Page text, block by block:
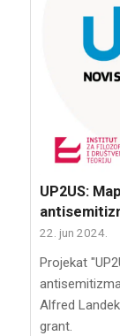
UP2US:
22. jun 2024.
Projekat
Alfred
grant.